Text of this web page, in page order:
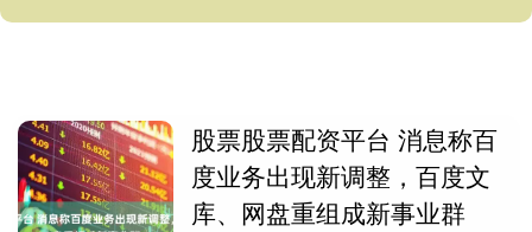
股票股票配资平台 消息称百
度业务出现新调整，百度文
库、网盘重组成新事业群